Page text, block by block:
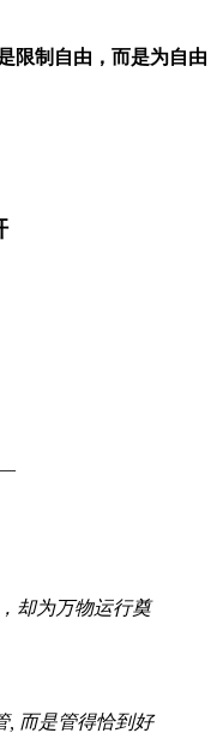
限制自由，而是为自由
却为万物运行奠
, 而是管得恰到好